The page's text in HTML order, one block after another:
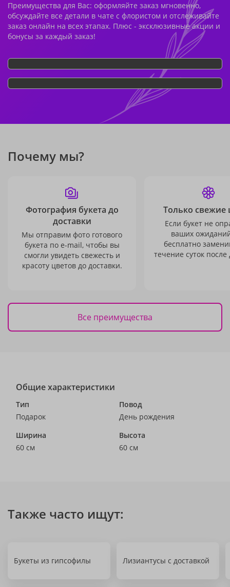
Преимущества для Вас: оформляйте заказ мгновенно,
обсуждайте все детали в чате с флористом и отслеживайте
заказ онлайн на всех этапах. Плюс - эксклюзивные акции и
бонусы за каждый заказ!
Почему мы?
Фотография букета до
доставки
Мы отправим фото готового
букета по e-mail, чтобы вы
смогли увидеть свежесть и
красоту цветов до доставки.
Только свежие
Если букет не
ваших
бесплатно
течение суток после
Все преимущества
Общие характеристики
Тип
Подарок
Повод
День рождения
Ширина
60 см
Высота
60 см
Также часто ищут:
Букеты из гипсофилы Лизиантусы с доставкой